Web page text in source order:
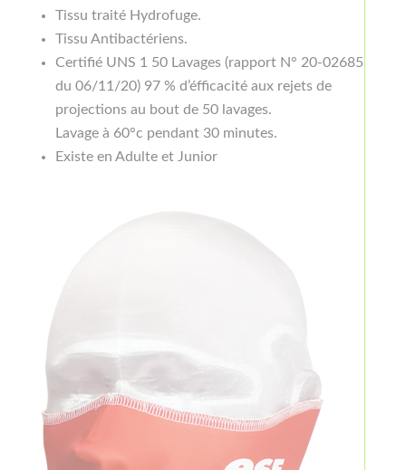
Tissu traité Hydrofuge.
Tissu Antibactériens.
Certifié UNS 1 50 Lavages (rapport N° 20-02685
du 06/11/20) 97 % d’éfficacité aux rejets de
projections au bout de 50 lavages.
Lavage à 60°c pendant 30 minutes.
Existe en Adulte et Junior